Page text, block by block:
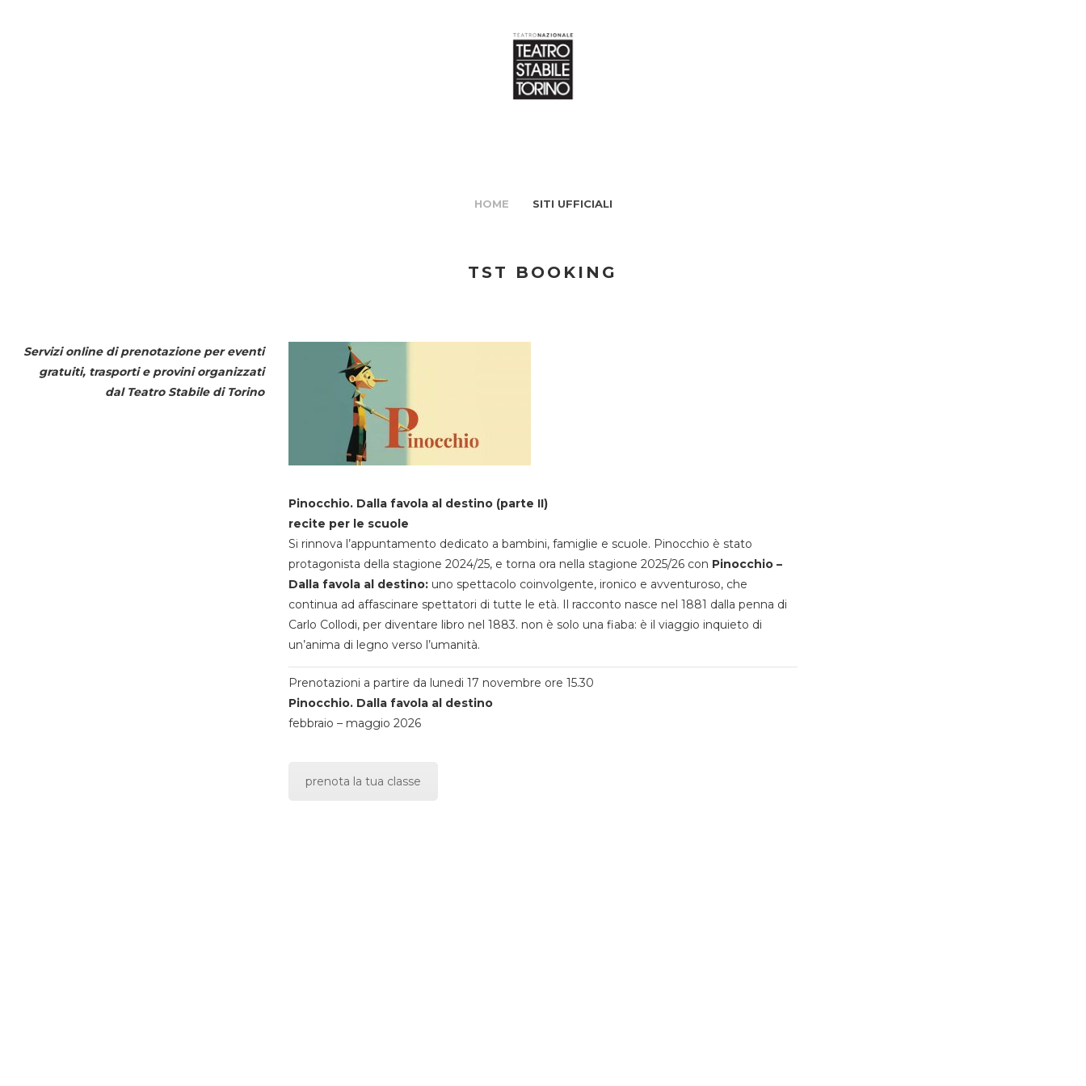
HOME SITI UFFICIALI
TST BOOKING
Servizi online di prenotazione per eventi
gratuiti, trasporti e provini organizzati
dal Teatro Stabile di Torino
Pinocchio. Dalla favola al destino (parte II)
recite per le scuole
Si rinnova l’appuntamento dedicato a bambini, famiglie e scuole. Pinocchio è stato
protagonista della stagione 2024/25, e torna ora nella stagione 2025/26 con Pinocchio –
Dalla favola al destino:uno spettacolo coinvolgente, ironico e avventuroso, che
continua ad affascinare spettatori di tutte le età. Il racconto nasce nel 1881 dalla penna di
Carlo Collodi, per diventare libro nel 1883. non è solo una fiaba: è il viaggio inquieto di
un’anima di legno verso l’umanità.
Prenotazioni a partire da lunedi 17 novembre ore 15.30
Pinocchio. Dalla favola al destino
febbraio – maggio 2026
prenota la tua classe